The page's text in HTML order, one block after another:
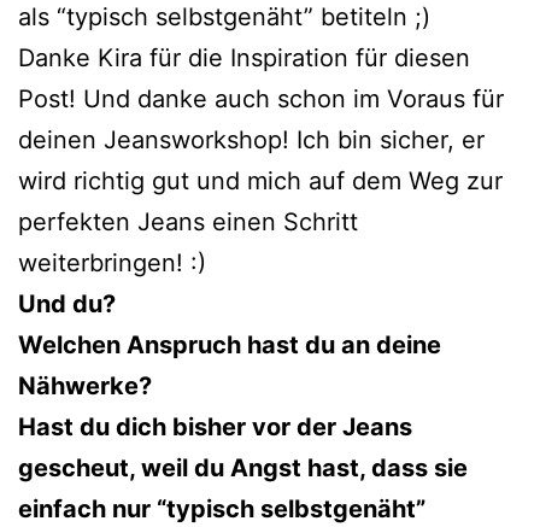
als “typisch selbstgenäht” betiteln ;)
Danke Kira für die Inspiration für diesen
Post! Und danke auch schon im Voraus für
deinen Jeansworkshop! Ich bin sicher, er
wird richtig gut und mich auf dem Weg zur
perfekten Jeans einen Schritt
weiterbringen! :)
Und du?
Welchen Anspruch hast du an deine
Nähwerke?
Hast du dich bisher vor der Jeans
gescheut, weil du Angst hast, dass sie
einfach nur “typisch selbstgenäht”